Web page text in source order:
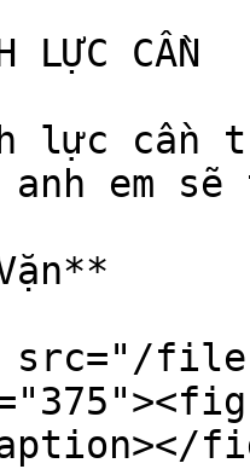
LỰC CẦN
lực cần
em sẽ
files/